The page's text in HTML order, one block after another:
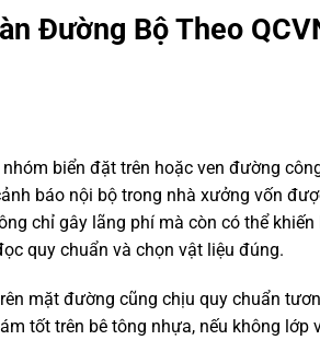
Đường Bộ Theo
nhóm biển đặt trên hoặc ven đường
báo nội bộ trong nhà xưởng vốn
chỉ gây lãng phí mà còn có thể
quy chuẩn và chọn vật liệu đúng.
mặt đường cũng chịu quy chuẩn
tốt trên bê tông nhựa, nếu không lớp